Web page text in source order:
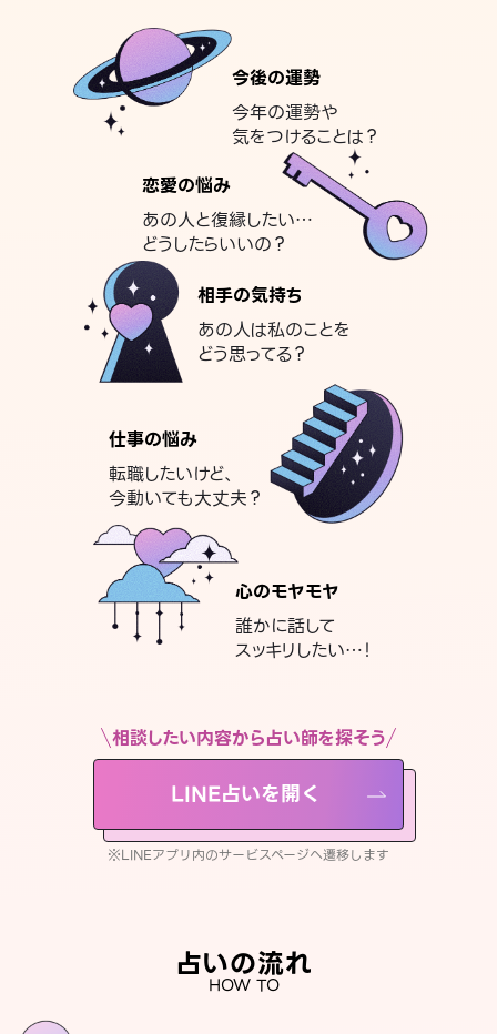
今後の運勢
今年の運勢や
気をつけることは？
恋愛の悩み
あの人と復縁したい…
どうしたらいいの？
相手の気持ち
あの人は私のことを
どう思ってる？
仕事の悩み
転職したいけど、
今動いても大丈夫？
心のモヤモヤ
誰かに話して
スッキリしたい…！
相談したい内容から占い師を探そう
LINE占いを開く
※LINEアプリ内のサービスページへ遷移します
占いの流れ
HOW TO